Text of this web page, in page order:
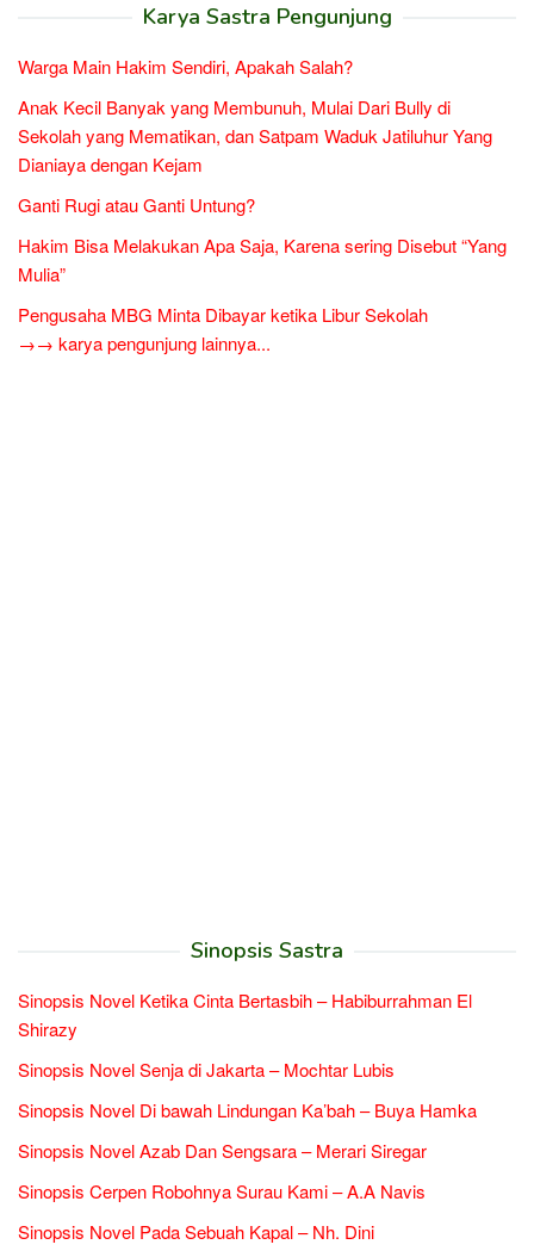
Karya Sastra Pengunjung
Warga Main Hakim Sendiri, Apakah Salah?
Anak Kecil Banyak yang Membunuh, Mulai Dari Bully di
Sekolah yang Mematikan, dan Satpam Waduk Jatiluhur Yang
Dianiaya dengan Kejam
Ganti Rugi atau Ganti Untung?
Hakim Bisa Melakukan Apa Saja, Karena sering Disebut “Yang
Mulia”
Pengusaha MBG Minta Dibayar ketika Libur Sekolah
→→ karya pengunjung lainnya...
Sinopsis Sastra
Sinopsis Novel Ketika Cinta Bertasbih – Habiburrahman El
Shirazy
Sinopsis Novel Senja di Jakarta – Mochtar Lubis
Sinopsis Novel Di bawah Lindungan Ka’bah – Buya Hamka
Sinopsis Novel Azab Dan Sengsara – Merari Siregar
Sinopsis Cerpen Robohnya Surau Kami – A.A Navis
Sinopsis Novel Pada Sebuah Kapal – Nh. Dini